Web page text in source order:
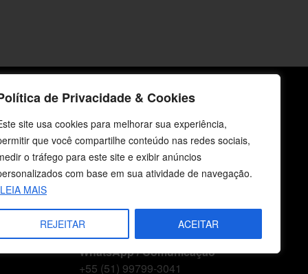
de Privacidade & Cookies
site usa cookies para melhorar sua experiência,
que você compartilhe conteúdo nas redes sociais,
o tráfego para este site e exibir anúncios
com base em sua atividade de navegação.
LEIA MAIS
REJEITAR ACEITAR
E-mails
vendas@cebi.org.br
comunicacao@cebi.org.br
WhatsApp / Vendas
+55 (51) 99734-4518
WhatsApp / Comunicação
+55 (51) 99799-3041